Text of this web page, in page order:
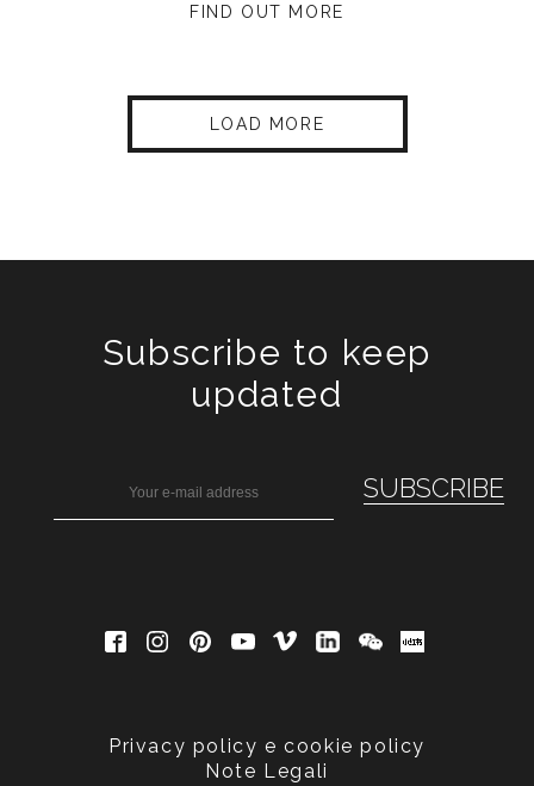
FIND OUT MORE
LOAD MORE
Subscribe to keep
updated
Privacy policy e cookie policy
Note Legali